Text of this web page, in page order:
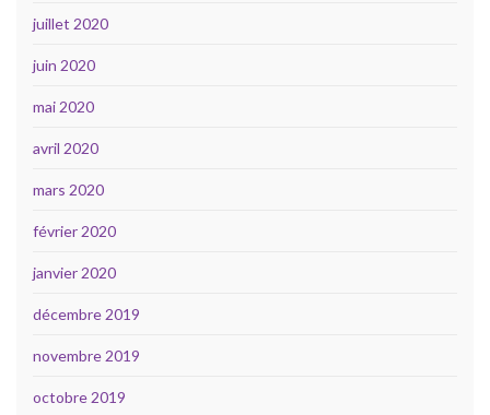
juillet 2020
juin 2020
mai 2020
avril 2020
mars 2020
février 2020
janvier 2020
décembre 2019
novembre 2019
octobre 2019